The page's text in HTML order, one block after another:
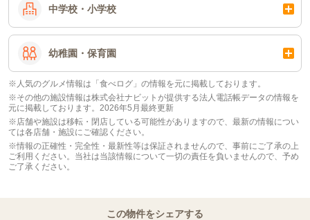
中学校・小学校
幼稚園・保育園
※人気のグルメ情報は「食べログ」の情報を元に掲載しております。
※その他の施設情報は株式会社ナビットが提供する法人電話帳データの情報を
元に掲載しております。2026年5月最終更新
※店舗や施設は移転・閉店している可能性がありますので、最新の情報につい
ては各店舗・施設にご確認ください。
※情報の正確性・完全性・最新性等は保証されませんので、事前にご了承の上
ご利用ください。当社は当該情報について一切の責任を負いませんので、予め
ご了承ください。
この物件をシェアする